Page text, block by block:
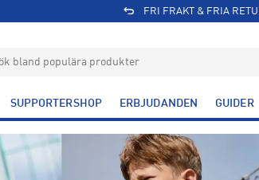
FRI FRAKT & FRIA
SUPPORTERSHOP ERBJUDANDEN GUIDER